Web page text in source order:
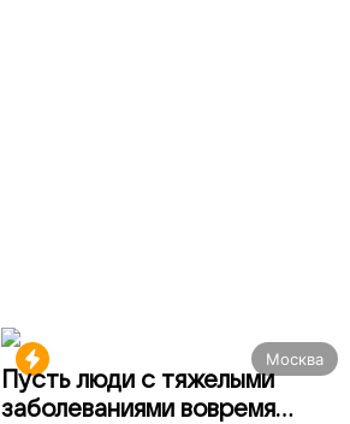
Москва
Пусть люди с тяжелыми
заболеваниями вовремя